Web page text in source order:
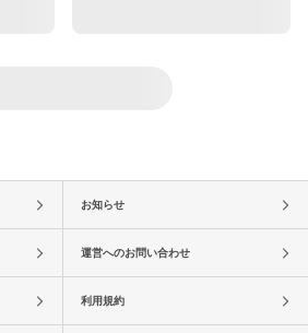
お知らせ
運営へのお問い合わせ
利用規約